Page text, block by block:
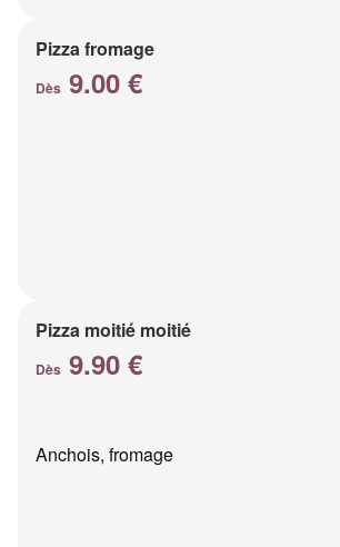
Pizza fromage
Dès 9.00 €
Pizza moitié moitié
Dès 9.90 €
Anchois, fromage